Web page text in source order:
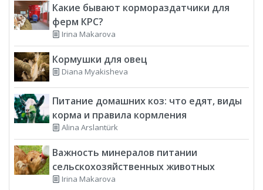
Какие бывают кормораздатчики для
ферм КРС?
Irina Makarova
Кормушки для овец
Diana Myakisheva
Питание домашних коз: что едят, виды
корма и правила кормления
Alina Arslantürk
Важность минералов питании
сельскохозяйственных животных
Irina Makarova